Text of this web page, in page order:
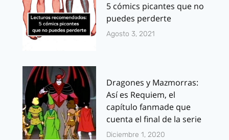
5 cómics picantes que no
puedes perderte
Agosto 3, 2021
Dragones y Mazmorras:
Así es Requiem, el
capítulo fanmade que
cuenta el final de la serie
Diciembre 1, 2020